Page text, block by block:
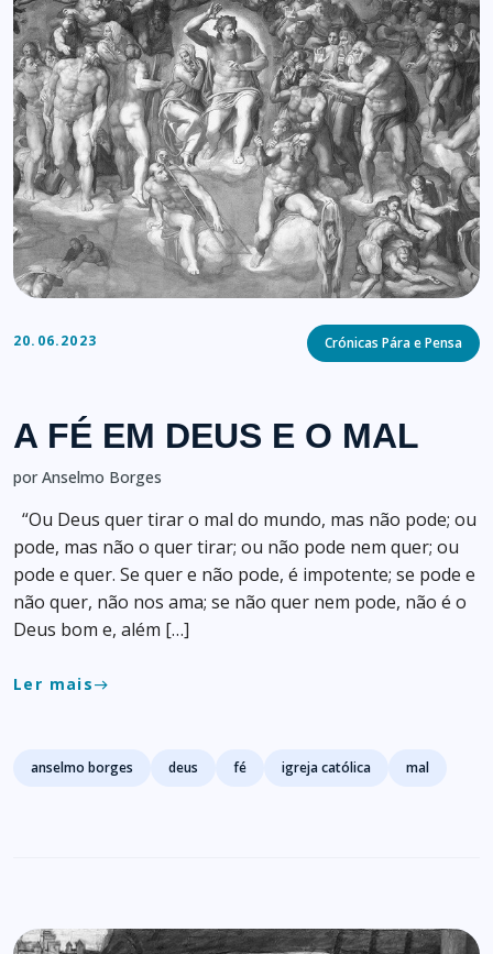
20.06.2023 Categories
Crónicas Pára e Pensa
A FÉ EM DEUS E O MAL
por Anselmo Borges
“Ou Deus quer tirar o mal do mundo, mas não pode; ou
pode, mas não o quer tirar; ou não pode nem quer; ou
pode e quer. Se quer e não pode, é impotente; se pode e
não quer, não nos ama; se não quer nem pode, não é o
Deus bom e, além […]
Ler maiseast
Tags
anselmo borges deus fé igreja católica mal